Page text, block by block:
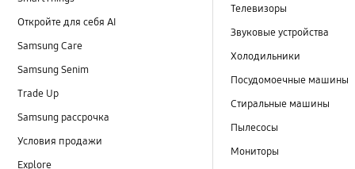
Откройте для себя AI
Samsung Care
Samsung Senim
Trade Up
Samsung рассрочка
Условия продажи
Explore
Телевизоры
Звуковые устройства
Холодильники
Посудомоечные машины
Стиральные машины
Пылесосы
Мониторы